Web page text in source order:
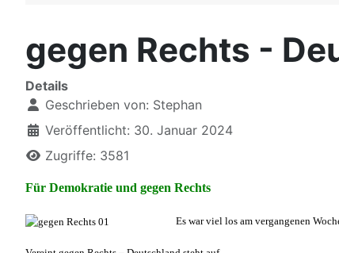
gegen Rechts -
Details
Geschrieben von: Stephan
Veröffentlicht: 30. Januar 2024
Zugriffe: 3581
Für Demokratie und gegen Rechts
Es war viel los am vergangenen